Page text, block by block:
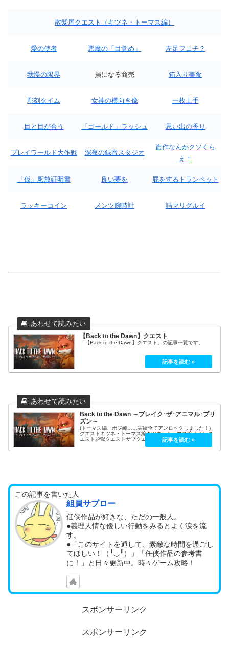
散髪屋クエスト（キツネ・トーマス編）
愛の使者 悪魔の「目覚め」 左足フェチ？
我慢の限界 損になる商売 箱入り美食
彫刻タイム 女神の横向き像 一枚上手
目と目が合う 「ゴールド」ラッシュ 思い出の香り
プレイワールド大作戦 深夜の録音スタジオ
盗作なんかクソくら
え！
「仮」釈放証明書 良い夢を 屁をするトランペット
ラッキーコイン メンツ腕時計 詰マリグルイ
【Back to the Dawn】クエスト
「【Back to the Dawn】クエスト」の記事一覧です。
Back to the Dawn ～ブレイク･ザ･アニマル･プリ
ズン～
(トーマス編、ボブ編……実績全てアンロックしました！)
クエストキツネ・トーマス編キツネ・トーマス編メインク
エスト脱獄クエストサブクエスト散髪屋クエスト隊長クエ
ストビッグフット：クエストシャープファング：クエスト
ブラッククロー：クエストパンサ...
この記事を書いた人
組員サブロー
任侠作品が好きな、ただの一般人。
●義理人情な優しい行動をみるとよく涙を流
す。
●「このサイトを通して、素敵な時間を過ごし
てほしい！（╹◡╹）」「任侠作品の参考書
に！」と日々更新中。時々ゲーム攻略！
スポンサーリンク
スポンサーリンク